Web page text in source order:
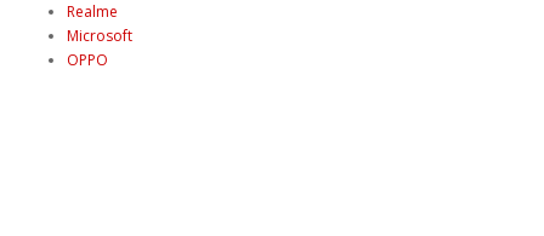
Realme
Microsoft
OPPO